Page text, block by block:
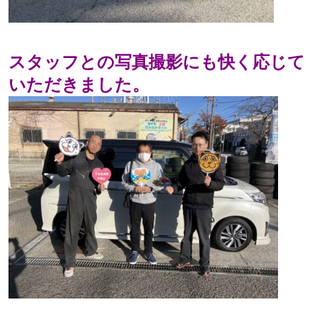
スタッフとの写真撮影にも快く応じて
いただきました。